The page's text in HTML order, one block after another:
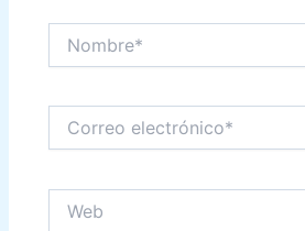
electrónico*